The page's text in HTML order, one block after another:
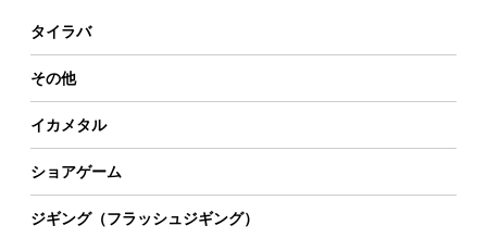
タイラバ
その他
イカメタル
ショアゲーム
ジギング（フラッシュジギング）